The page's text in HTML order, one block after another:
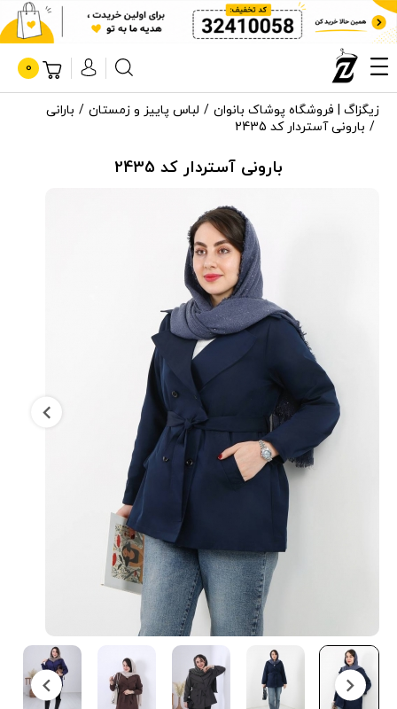
0
زیگزاگ | فروشگاه پوشاک بانوان لباس پاییز و زمستان
بارانی
بارونی آستردار کد 2435
بارونی آستردار کد 2435